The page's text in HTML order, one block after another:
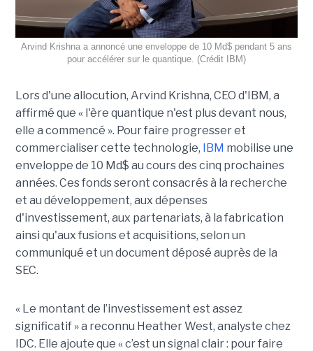
Arvind Krishna a annoncé une enveloppe de 10 Md$ pendant 5 ans
pour accélérer sur le quantique. (Crédit IBM)
Lors d'une allocution, Arvind Krishna, CEO d'IBM, a
affirmé que « l'ère quantique n'est plus devant nous,
elle a commencé ». Pour faire progresser et
commercialiser cette technologie, IBM mobilise une
enveloppe de 10 Md$ au cours des cinq prochaines
années. Ces fonds seront consacrés à la recherche
et au développement, aux dépenses
d'investissement, aux partenariats, à la fabrication
ainsi qu'aux fusions et acquisitions, selon un
communiqué et un document déposé auprès de la
SEC.
« Le montant de l’investissement est assez
significatif » a reconnu Heather West, analyste chez
IDC. Elle ajoute que « c’est un signal clair : pour faire